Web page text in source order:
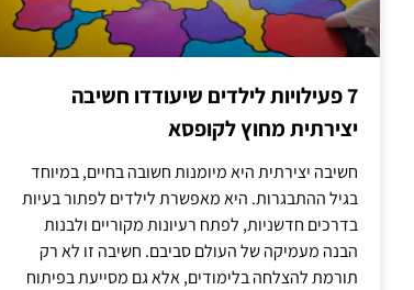
7 פעילויות לילדים שיעודדו חשיבה
יצירתית מחוץ לקופסא
חשיבה יצירתית היא מיומנות חשובה בחיים, במיוחד
בגיל ההתבגרות. היא מאפשרת לילדים לפתור בעיות
בדרכים חדשניות, לפתח רעיונות מקוריים ולבנות
הבנה מעמיקה של העולם סביבם. חשיבה זו לא רק
תורמת להצלחה בלימודים, אלא גם מסייעת בפיתוח